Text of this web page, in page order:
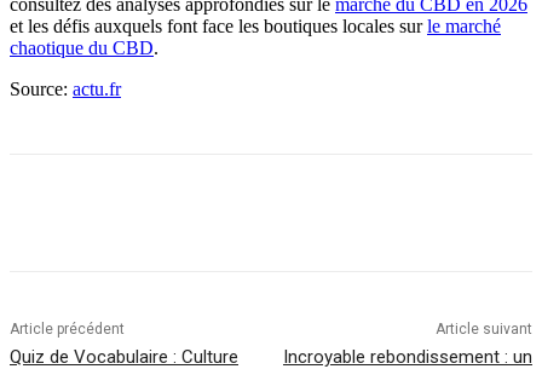
et les défis auxquels font face les boutiques locales surle marché
chaotique du CBD.
Source: actu.fr
Article précédent
Quiz de Vocabulaire : Culture
Article suivant
Incroyable rebondissement : un